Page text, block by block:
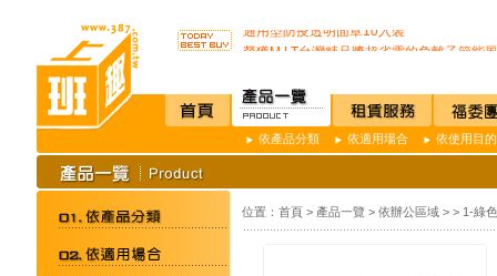
通用型防疫透明面罩10入裝
榮獲M.I.T台灣精品獎超省電的負離子節能
店內裝設嬰兒換尿布檯提供給婦幼貴賓貼
SSI -222R 吸頂式空氣淨化機讓你抵抗
開咖啡店不用買咖啡機Schaerer Coffee
K3 Plus 全自動紅外線測溫儀(附立架) 預購
通用型防疫透明面罩10入裝
依產品分類 依適用場合 依使用目的
位置： 首頁> 產品一覽 > 依辦公區域> > 1-綠